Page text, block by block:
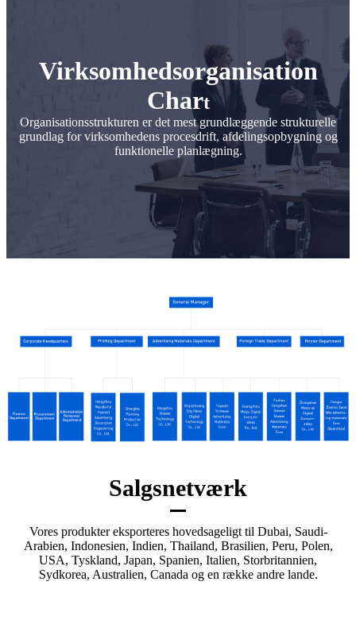
Virksomhedsorganisation
Chart
Organisationsstrukturen er det mest grundlæggende strukturelle
grundlag for virksomhedens procesdrift, afdelingsopbygning og
funktionelle planlægning.
Salgsnetværk
Vores produkter eksporteres hovedsageligt til Dubai, Saudi-
Arabien, Indonesien, Indien, Thailand, Brasilien, Peru, Polen,
USA, Tyskland, Japan, Spanien, Italien, Storbritannien,
Sydkorea, Australien, Canada og en række andre lande.